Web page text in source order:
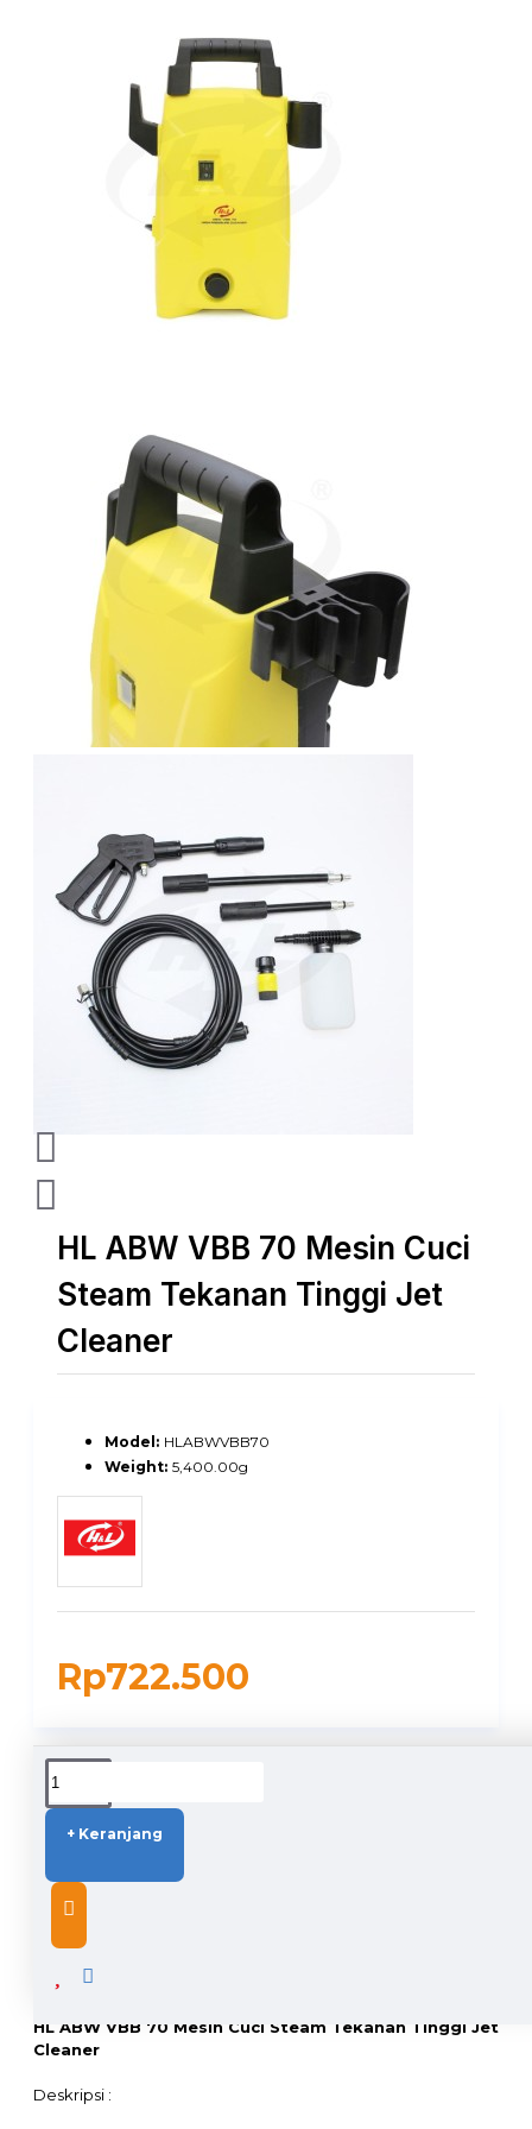
HL ABW VBB 70 Mesin Cuci
Steam Tekanan Tinggi Jet
Cleaner
Rp722.500
Model: HLABWVBB70
Weight: 5,400.00g
+ Keranjang
DUKUNGAN PENGIRIMAN
DESCRIPTION
HL ABW VBB 70 Mesin Cuci Steam Tekanan Tinggi Jet
Cleaner
Deskripsi :